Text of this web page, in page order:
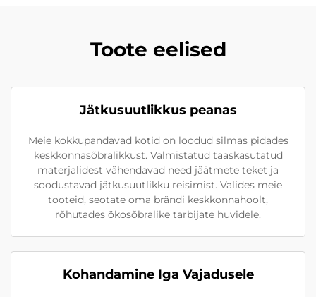
Toote eelised
Jätkusuutlikkus peanas
Meie kokkupandavad kotid on loodud silmas pidades
keskkonnasõbralikkust. Valmistatud taaskasutatud
materjalidest vähendavad need jäätmete teket ja
soodustavad jätkusuutlikku reisimist. Valides meie
tooteid, seotate oma brändi keskkonnahoolt,
rõhutades ökosõbralike tarbijate huvidele.
Kohandamine Iga Vajadusele